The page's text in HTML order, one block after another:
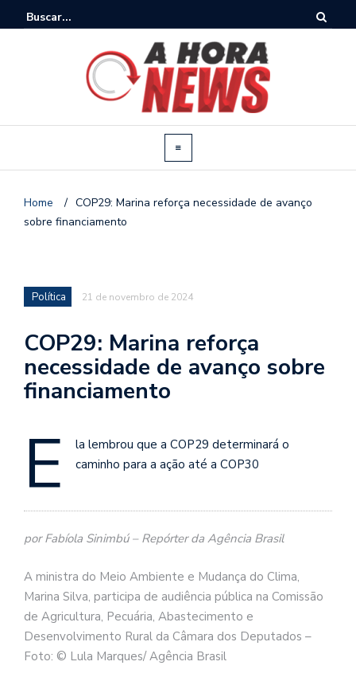
Home / COP29: Marina reforça necessidade de avanço
sobre financiamento
Política 21 de novembro de 2024
COP29: Marina reforça
necessidade de avanço sobre
financiamento
E
la lembrou que a COP29 determinará o
caminho para a ação até a COP30
por Fabíola Sinimbú – Repórter da Agência Brasil
A ministra do Meio Ambiente e Mudança do Clima,
Marina Silva, participa de audiência pública na Comissão
de Agricultura, Pecuária, Abastecimento e
Desenvolvimento Rural da Câmara dos Deputados –
Foto: © Lula Marques/ Agência Brasil